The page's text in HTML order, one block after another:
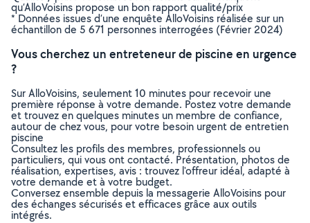
qu’AlloVoisins propose un bon rapport qualité/prix
* Données issues d’une enquête AlloVoisins réalisée sur un
échantillon de 5 671 personnes interrogées (Février 2024)
Vous cherchez un entreteneur de piscine en urgence
?
Sur AlloVoisins, seulement 10 minutes pour recevoir une
première réponse à votre demande. Postez votre demande
et trouvez en quelques minutes un membre de confiance,
autour de chez vous, pour votre besoin urgent de entretien
piscine
Consultez les profils des membres, professionnels ou
particuliers, qui vous ont contacté. Présentation, photos de
réalisation, expertises, avis : trouvez l'offreur idéal, adapté à
votre demande et à votre budget.
Conversez ensemble depuis la messagerie AlloVoisins pour
des échanges sécurisés et efficaces grâce aux outils
intégrés.